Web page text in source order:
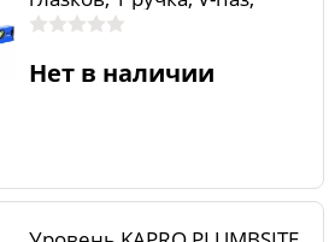
точность 1,0 мм/м, для
Нет в наличии